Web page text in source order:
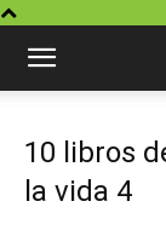
10 libros
la vida 4